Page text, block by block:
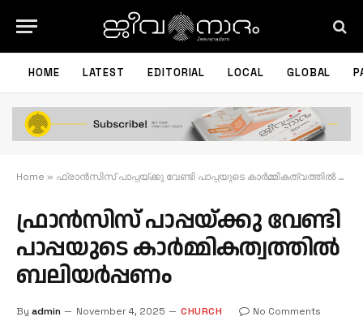
HOME LATEST EDITORIAL LOCAL GLOBAL
Home » ഫ്രാന്‍സിസ് പാപ്പയ്ക്കു വേണ്ടി പാപ്പയുടെ കാര്‍മ്മികത്വത്തില്‍ ബലിയര്‍പ്പണം
ഫ്രാന്‍സിസ് പാപ്പയ്ക്കു വേണ്ടി
പാപ്പയുടെ കാര്‍മ്മികത്വത്തില്‍
ബലിയര്‍പ്പണം
By admin November 4, 2025 CHURCH
No Comments